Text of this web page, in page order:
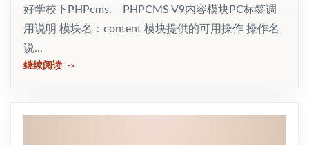
好学校下PHPcms。 PHPCMS V9内容模块PC标签调
用说明 模块名：content 模块提供的可用操作 操作名
说...
继续阅读